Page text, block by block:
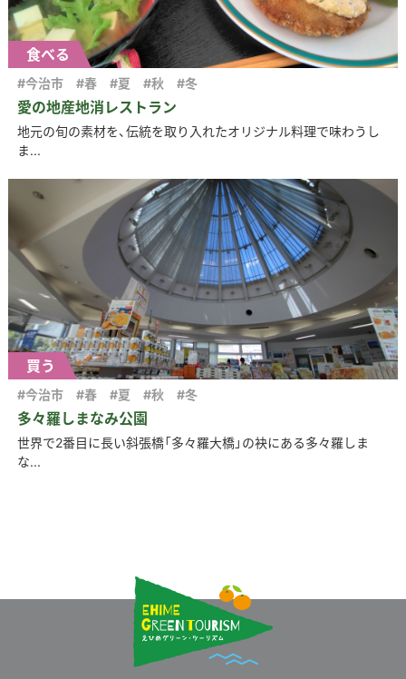
食べる
愛の地産地消レストラン
#今治市 #春 #夏 #秋 #冬
地元の旬の素材を、伝統を取り入れたオリジナル料理で味わうし
ま...
買う
多々羅しまなみ公園
#今治市 #春 #夏 #秋 #冬
世界で2番目に長い斜張橋「多々羅大橋」の袂にある多々羅しま
な...